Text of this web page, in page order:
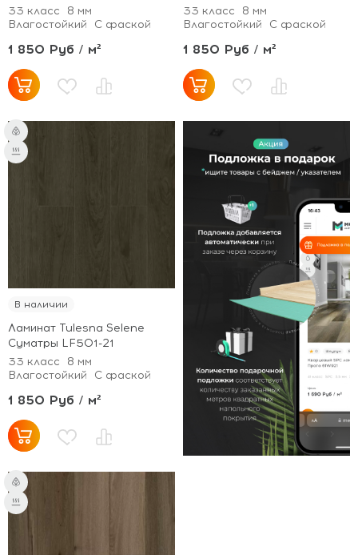
33 класс
8 мм
Влагостойкий
С фаской
1 850 Руб / м²
33 класс
8 мм
Влагостойкий
С фаской
1 850 Руб / м²
В наличии
Ламинат Tulesna Selene
Суматры LF501-21
33 класс
8 мм
Влагостойкий
С фаской
1 850 Руб / м²